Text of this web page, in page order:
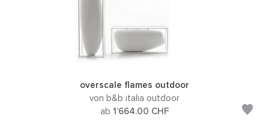
overscale flames outdoor
von b&b italia outdoor
ab 1’664.00 CHF